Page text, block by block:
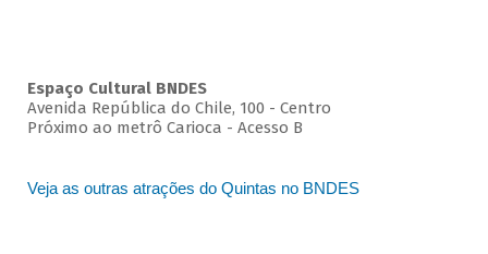
Espaço Cultural BNDES
Avenida República do Chile, 100 - Centro
Próximo ao metrô Carioca - Acesso B
Veja as outras atrações do Quintas no BNDES